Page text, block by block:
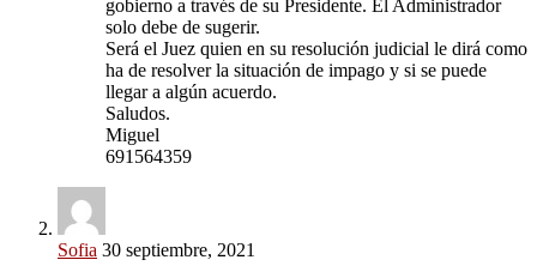
gobierno a través de su Presidente. El Administrador
solo debe de sugerir.
Será el Juez quien en su resolución judicial le dirá como
ha de resolver la situación de impago y si se puede
llegar a algún acuerdo.
Saludos.
Miguel
691564359
Sofia 30 septiembre, 2021